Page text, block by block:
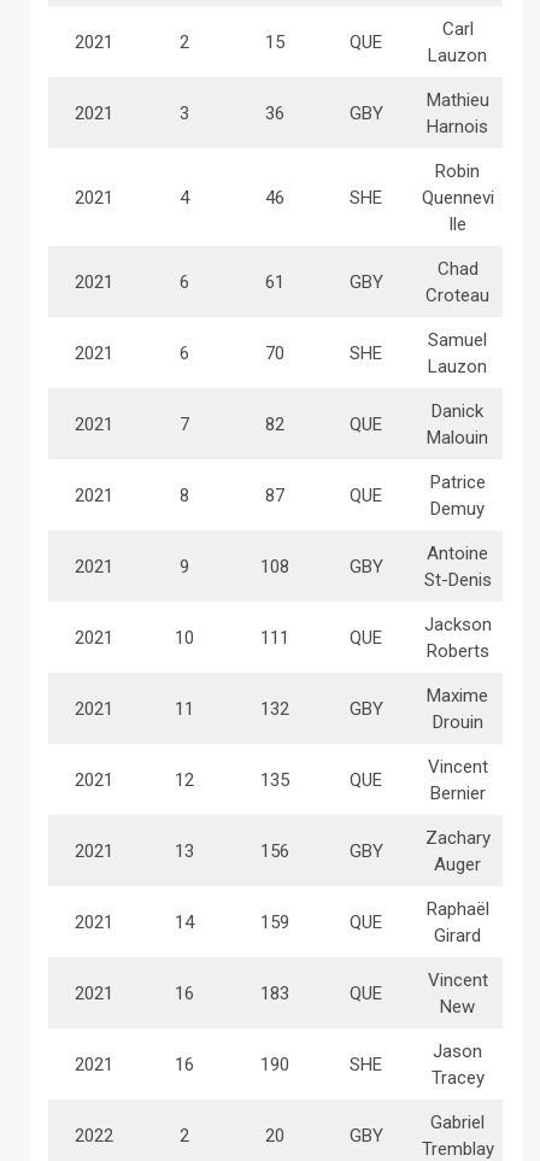
2021 2 15 QUE
Carl
Lauzon
2021 3 36 GBY
Mathieu
Harnois
2021 4 46 SHE
Robin
Quennevi
lle
2021 6 61 GBY
Chad
Croteau
2021 6 70 SHE
Samuel
Lauzon
2021 7 82 QUE
Danick
Malouin
2021 8 87 QUE
Patrice
Demuy
2021 9 108 GBY
Antoine
St-Denis
2021 10 111 QUE
Jackson
Roberts
2021 11 132 GBY
Maxime
Drouin
2021 12 135 QUE
Vincent
Bernier
2021 13 156 GBY
Zachary
Auger
2021 14 159 QUE
Raphaël
Girard
2021 16 183 QUE
Vincent
New
2021 16 190 SHE
Jason
Tracey
2022 2 20 GBY
Gabriel
Tremblay